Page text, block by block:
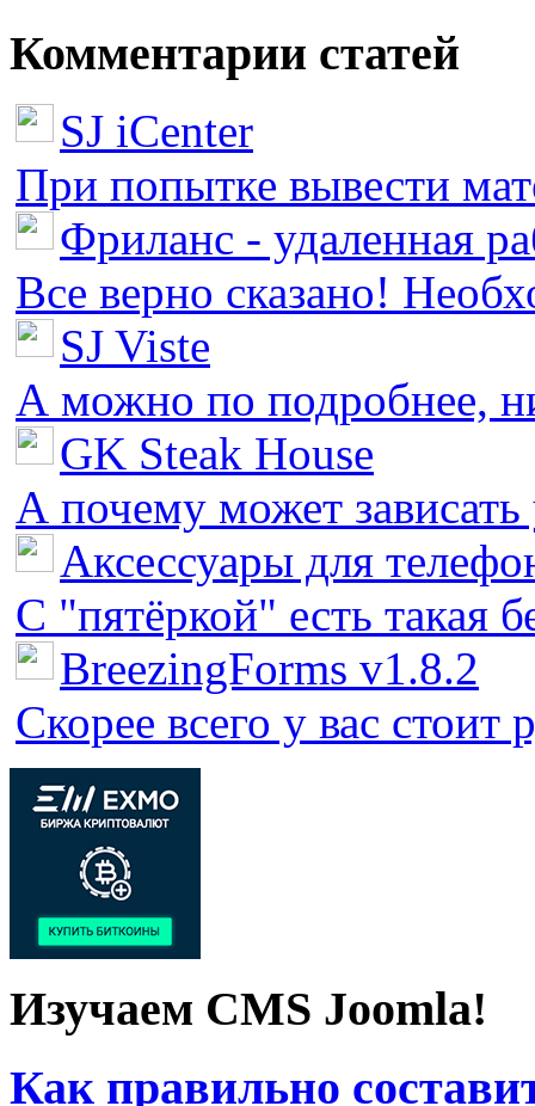
Комментарии статей
SJ iCenter
При попытке вывести
Фриланс - удаленная
Все верно сказано!
SJ Viste
А можно по подробнее,
GK Steak House
А почему может зависать
Аксессуары для
С "пятёркой" есть такая
BreezingForms v1.8.2
Скорее всего у вас стоит
Изучаем CMS Joomla!
Как правильно